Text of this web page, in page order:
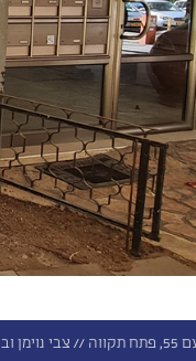
// צבי נוימן